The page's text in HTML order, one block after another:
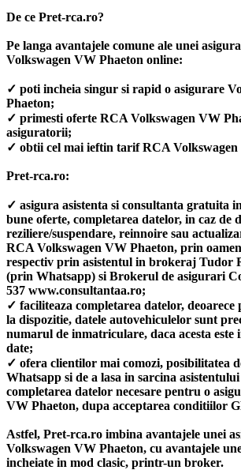
De ce Pret-rca.ro?
Pe langa avantajele comune ale unei
Volkswagen VW Phaeton online:
✓ poti incheia singur si rapid o asigurare
Phaeton;
✓ primesti oferte RCA Volkswagen VW
asiguratorii;
✓ obtii cel mai ieftin tarif RCA Volkswagen
Pret-rca.ro:
✓ asigura asistenta si consultanta gratuita
bune oferte, completarea datelor, in caz de
reziliere/suspendare, reinnoire sau
RCA Volkswagen VW Phaeton, prin
respectiv prin asistentul in brokeraj Tudor
(prin Whatsapp) si Brokerul de asigurari
537 www.consultantaa.ro;
✓ faciliteaza completarea datelor,
la dispozitie, datele autovehiculelor sunt
numarul de inmatriculare, daca acesta este
date;
✓ ofera clientilor mai comozi, posibilitatea
Whatsapp si de a lasa in sarcina
completarea datelor necesare pentru o
VW Phaeton, dupa acceptarea conditiilor
Astfel, Pret-rca.ro imbina avantajele unei
Volkswagen VW Phaeton, cu avantajele
incheiate in mod clasic, printr-un broker.